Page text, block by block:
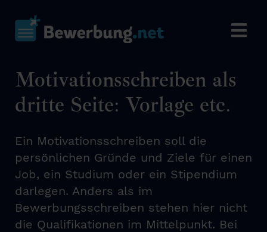
Motivationsschreiben als
dritte Seite: Vorlage etc.
Ein Motivationsschreiben soll die
persönlichen Gründe und Ziele für einen
Job, ein Studium oder ein Stipendium
darlegen. Anders als im
Bewerbungsschreiben stehen hier nicht
die Qualifikationen im Mittelpunkt. Bei